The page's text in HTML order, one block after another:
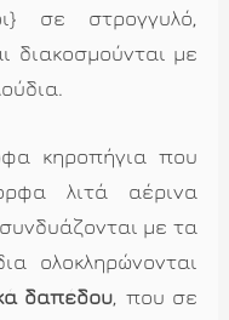
σε στρογγυλό,
διακοσμούνται με
κηροπήγια που
λιτά αέρινα
με τα
ολοκληρώνονται
δαπέδου, που σε